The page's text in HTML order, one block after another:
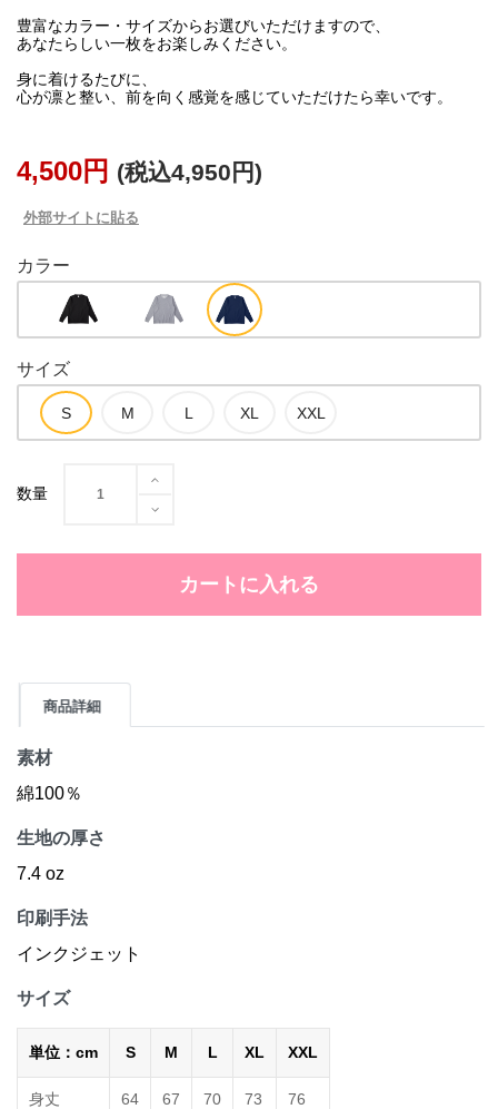
豊富なカラー・サイズからお選びいただけますので、
あなたらしい一枚をお楽しみください。
身に着けるたびに、
心が凛と整い、前を向く感覚を感じていただけたら幸いです。
4,500円 (税込4,950円)
外部サイトに貼る
カラー
サイズ
数量
カートに入れる
商品詳細
素材
綿100％
生地の厚さ
7.4 oz
印刷手法
インクジェット
サイズ
単位：cm S M L XL XXL
身丈 64 67 70 73 76